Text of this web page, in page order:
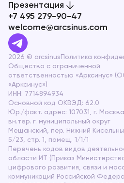
Презентация
+7 495 279-90-47
welcome@arcsinus.com
2026 © arcsinus Политика
Общество с ограниченной
ответственностью «Арксинус»
«Арксинус»)
ИНН: 7714894934
Основной код ОКВЭД: 62.0
Юр./факт. адрес: 107031, г.
вн.тер. г. муниципальный округ
Мещанский, пер. Нижний
5/23, стр. 1, помещ. 1/1/1
Перечень кодов видов
области ИТ (Приказ
цифрового развития, связи и
коммуникаций Российской